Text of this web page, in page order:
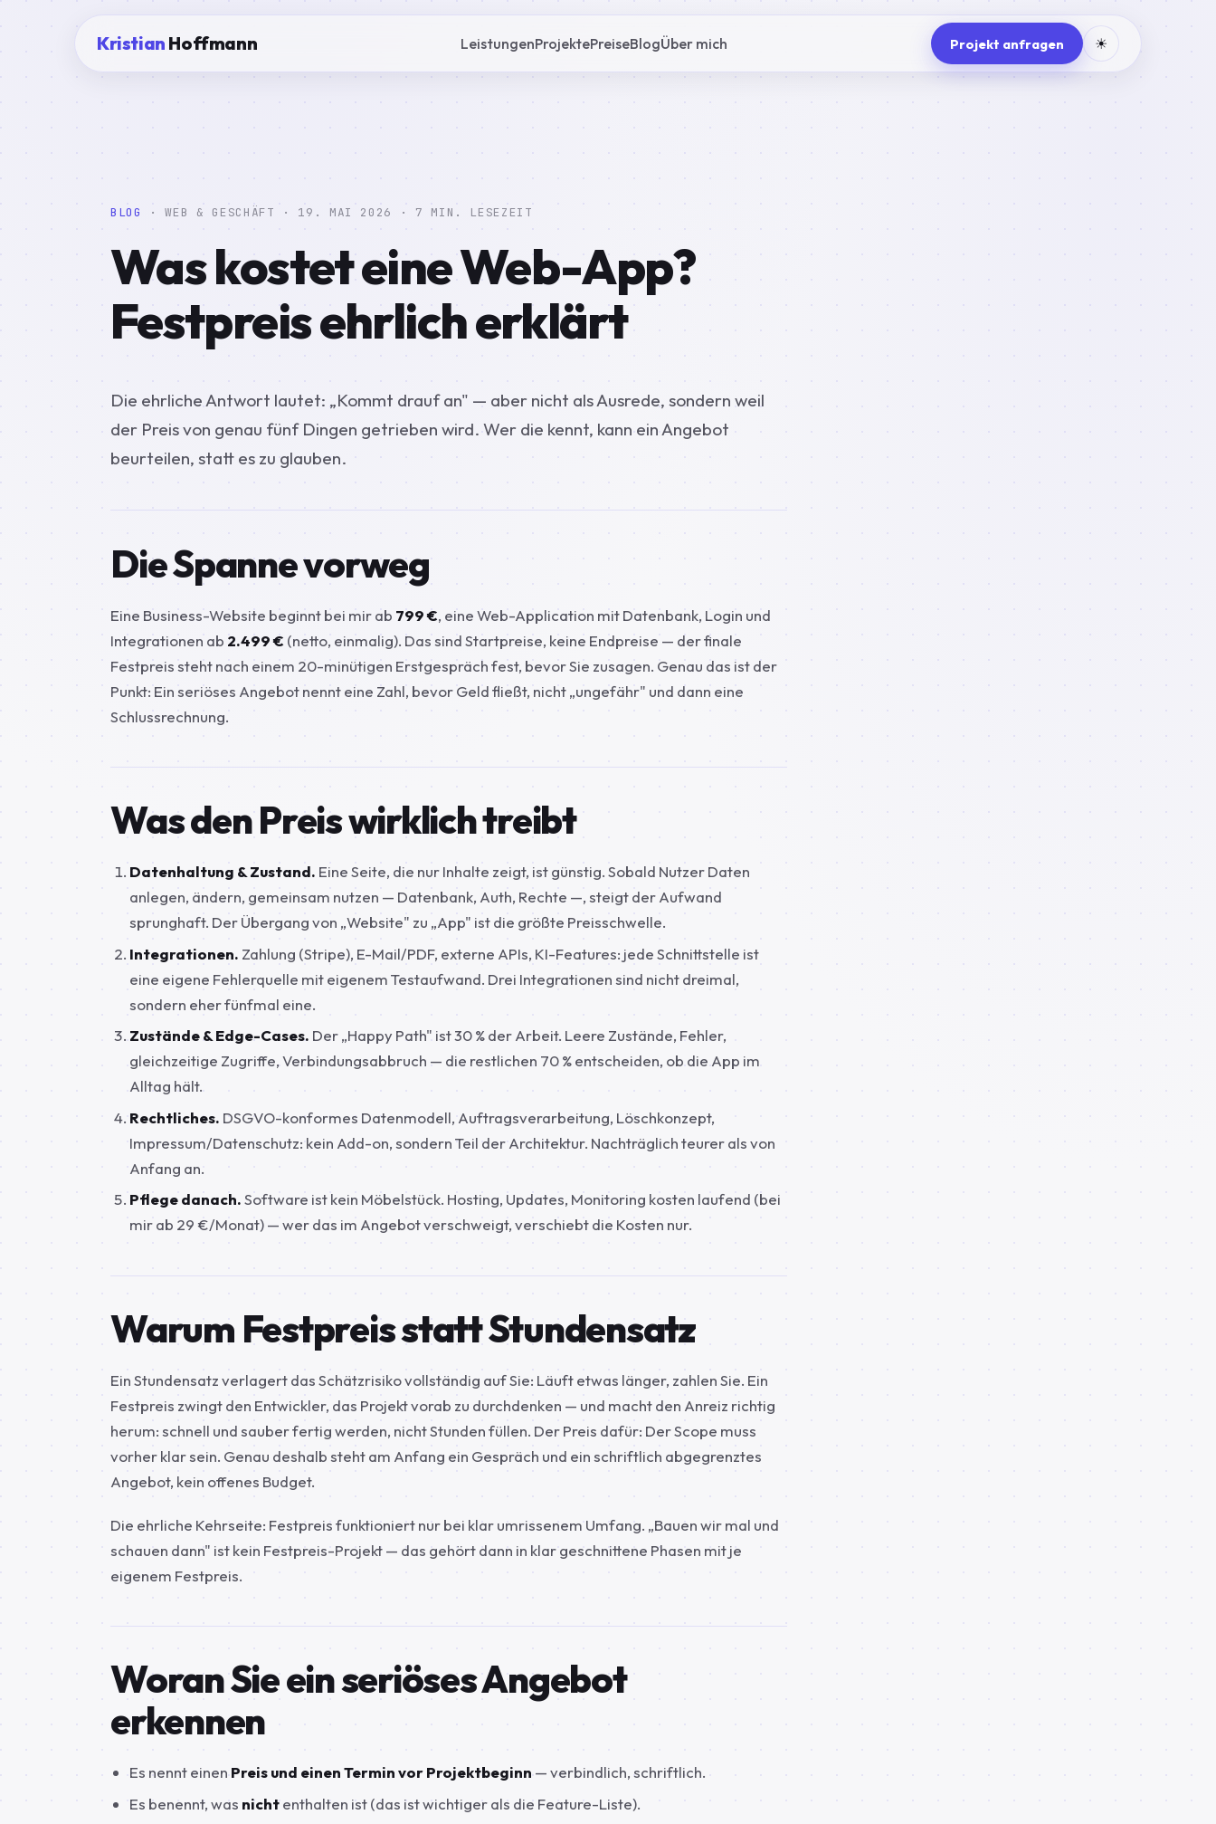
Kristian Hoffmann LeistungenProjektePreiseBlogÜber mich Projekt anfragen ☀
BLOG · WEB & GESCHÄFT · 19. MAI 2026 · 7 MIN. LESEZEIT
Was kostet eine Web-App?
Festpreis ehrlich erklärt
Die ehrliche Antwort lautet: „Kommt drauf an" — aber nicht als Ausrede, sondern weil
der Preis von genau fünf Dingen getrieben wird. Wer die kennt, kann ein Angebot
beurteilen, statt es zu glauben.
Die Spanne vorweg
Eine Business-Website beginnt bei mir ab 799 €, eine Web-Application mit Datenbank, Login und
Integrationen ab 2.499 € (netto, einmalig). Das sindStartpreise, keine Endpreise — der finale
Festpreis steht nach einem 20-minütigen Erstgespräch fest, bevorSie zusagen. Genau das ist der
Punkt: Ein seriöses Angebot nennt eine Zahl, bevor Geld fließt, nicht „ungefähr" und dann eine
Schlussrechnung.
Was den Preis wirklich treibt
Datenhaltung & Zustand. Eine Seite, die nur Inhalte zeigt, ist günstig. Sobald Nutzer Daten
anlegen, ändern, gemeinsam nutzen — Datenbank, Auth, Rechte —, steigt der Aufwand
sprunghaft. Der Übergang von „Website" zu „App" ist die größte Preisschwelle.
Integrationen. Zahlung (Stripe), E-Mail/PDF, externe APIs, KI-Features: jede Schnittstelle ist
eine eigene Fehlerquelle mit eigenem Testaufwand. Drei Integrationen sind nicht dreimal,
sondern eher fünfmal eine.
Zustände & Edge-Cases. Der „Happy Path" ist 30 % der Arbeit. Leere Zustände, Fehler,
gleichzeitige Zugriffe, Verbindungsabbruch — die restlichen 70 % entscheiden, ob die App im
Alltag hält.
Rechtliches. DSGVO-konformes Datenmodell, Auftragsverarbeitung, Löschkonzept,
Impressum/Datenschutz: kein Add-on, sondern Teil der Architektur. Nachträglich teurer als von
Anfang an.
Pflege danach.Software ist kein Möbelstück. Hosting, Updates, Monitoring kosten laufend (bei
mir ab 29 €/Monat) — wer das im Angebot verschweigt, verschiebt die Kosten nur.
Warum Festpreis statt Stundensatz
Ein Stundensatz verlagert das Schätzrisiko vollständig auf Sie: Läuft etwas länger, zahlen Sie. Ein
Festpreis zwingt den Entwickler, das Projekt vorab zu durchdenken — und macht den Anreiz richtig
herum: schnell und sauber fertig werden, nicht Stunden füllen. Der Preis dafür: Der Scope muss
vorher klar sein. Genau deshalb steht am Anfang ein Gespräch und ein schriftlich abgegrenztes
Angebot, kein offenes Budget.
Die ehrliche Kehrseite: Festpreis funktioniert nur bei klar umrissenem Umfang. „Bauen wir mal und
schauen dann" ist kein Festpreis-Projekt — das gehört dann in klar geschnittene Phasen mit je
eigenem Festpreis.
Woran Sie ein seriöses Angebot
erkennen
Es nennt einen Preis und einen Termin vor Projektbeginn — verbindlich, schriftlich.
Es benennt, was nichtenthalten ist (das ist wichtiger als die Feature-Liste).